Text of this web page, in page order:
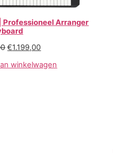
Professioneel Arranger
€1.199,00
winkelwagen